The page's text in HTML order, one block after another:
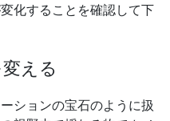
化することを確認して下
える
ションの宝石のように扱